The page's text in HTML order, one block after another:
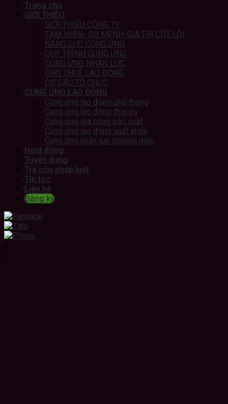
Trang chủ
GIỚI THIỆU
GIỚI THIỆU CÔNG TY
TẦM NHÌN- SỨ MỆNH-GIÁ TRỊ CỐT LÕI
NĂNG LỰC CUNG ỨNG
QUY TRÌNH CUNG ỨNG
CUNG ỨNG NHÂN LỰC
CHO THUÊ LAO ĐỘNG
CƠ CẤU TỔ CHỨC
CUNG ỨNG LAO ĐỘNG
Cung ứng lao động phổ thông
Cung ứng lao động thời vụ
Cung ứng gia công sản xuất
Cung ứng lao động xuất khẩu
Cung ứng nhân lực chuyên môn
Hoạt động
Tuyển dụng
Tra cứu pháp luật
Tin tức
Liên hệ
Đăng ký